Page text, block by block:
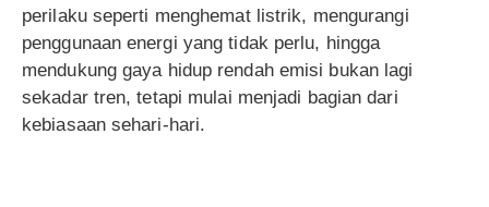
perilaku seperti menghemat listrik, mengurangi
penggunaan energi yang tidak perlu, hingga
mendukung gaya hidup rendah emisi bukan lagi
sekadar tren, tetapi mulai menjadi bagian dari
kebiasaan sehari-hari.